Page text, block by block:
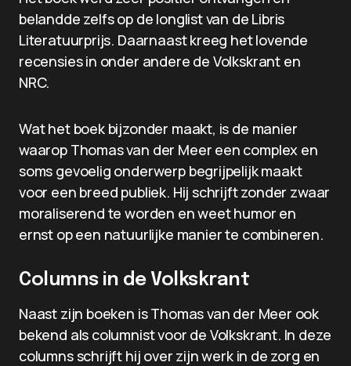
belandde zelfs op de longlist van de Libris
Literatuurprijs. Daarnaast kreeg het lovende
recensies in onder andere de Volkskrant en
NRC.
Wat het boek bijzonder maakt, is de manier
waarop Thomas van der Meer een complex en
soms gevoelig onderwerp begrijpelijk maakt
voor een breed publiek. Hij schrijft zonder zwaar
moraliserend te worden en weet humor en
ernst op een natuurlijke manier te combineren.
Columns in de Volkskrant
Naast zijn boeken is Thomas van der Meer ook
bekend als columnist voor de Volkskrant. In deze
columns schrijft hij over zijn werk in de zorg en